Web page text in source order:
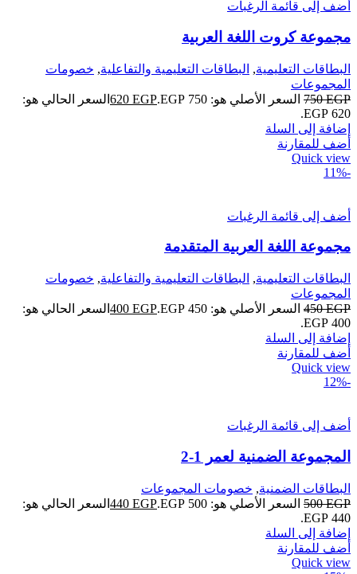
أضف إلى قائمة الرغبات
مجموعة كروت اللغة العربية
البطاقات التعليمية, البطاقات التعليمية والتفاعلية, خصومات
المجموعات
750EGP السعر الأصلي هو: 750 EGP. 620 EGP
السعر الحالي هو:
620 EGP.
إضافة إلى السلة
أضف للمقارنة
Quick view
-11%
أضف إلى قائمة الرغبات
مجموعة اللغة العربية المتقدمة
البطاقات التعليمية, البطاقات التعليمية والتفاعلية, خصومات
المجموعات
450EGP السعر الأصلي هو: 450 EGP. 400 EGP
السعر الحالي هو:
400 EGP.
إضافة إلى السلة
أضف للمقارنة
Quick view
-12%
أضف إلى قائمة الرغبات
المجموعة الضمنية لعمر 1-2
البطاقات الضمنية, خصومات المجموعات
500EGP السعر الأصلي هو: 500 EGP. 440 EGP
السعر الحالي هو:
440 EGP.
إضافة إلى السلة
أضف للمقارنة
Quick view